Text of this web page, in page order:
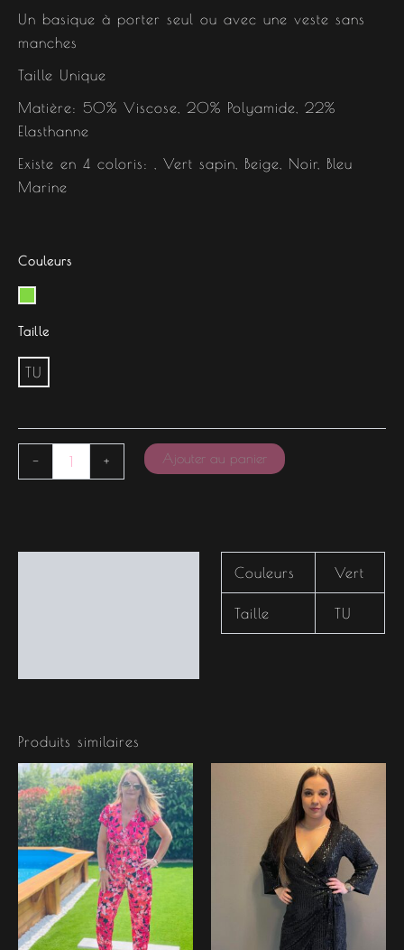
Un basique à porter seul ou avec une veste sans
manches
Taille Unique
Matière: 50% Viscose, 20% Polyamide, 22%
Elasthanne
Existe en 4 coloris: , Vert sapin, Beige, Noir, Bleu
Marine
Couleurs
Taille
TU
- + Ajouter au panier
Couleurs Vert
Taille TU
Produits similaires